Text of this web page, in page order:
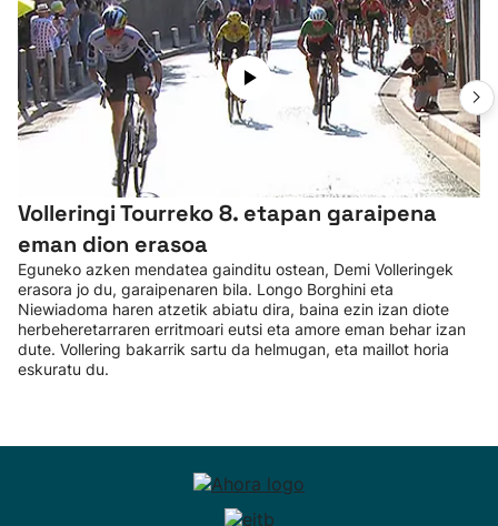
Volleringi Tourreko 8. etapan garaipena
eman dion erasoa
Eguneko azken mendatea gainditu ostean, Demi Volleringek
erasora jo du, garaipenaren bila. Longo Borghini eta
Niewiadoma haren atzetik abiatu dira, baina ezin izan diote
herbeheretarraren erritmoari eutsi eta amore eman behar izan
dute. Vollering bakarrik sartu da helmugan, eta maillot horia
eskuratu du.